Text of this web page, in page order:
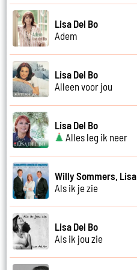
Lisa Del Bo
Adem
Lisa Del Bo
Alleen voor jou
Lisa Del Bo
Alles leg ik neer
Willy Sommers,
Als ik je zie
Lisa Del Bo
Als ik jou zie